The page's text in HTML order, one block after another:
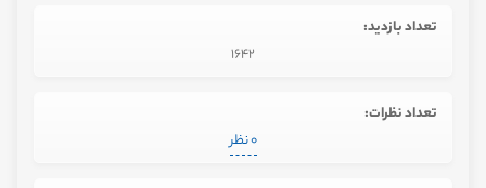
تعداد بازدید:
1642
تعداد نظرات:
0 نظر